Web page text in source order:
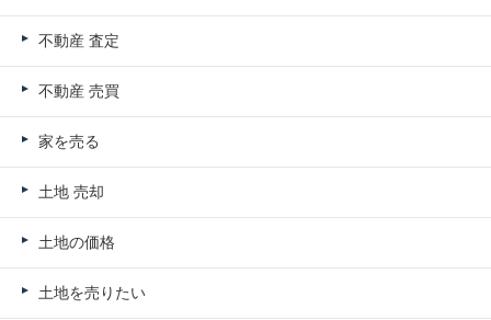
不動産 査定
不動産 売買
家を売る
土地 売却
土地の価格
土地を売りたい